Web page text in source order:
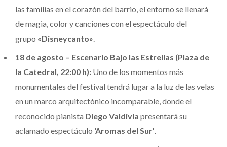
las familias en el corazón del barrio, el entorno se llenará
de magia, color y canciones con el espectáculo del
grupo «Disneycanto»
18 de agosto – Escenario Bajo las Estrellas (Plaza de
la Catedral, 22:00 h): Uno de los momentos más
monumentales del festival tendrá lugar a la luz de las velas
en un marco arquitectónico incomparable, donde el
reconocido pianista Diego Valdivia presentará su
aclamado espectáculo ‘Aromas del Sur’